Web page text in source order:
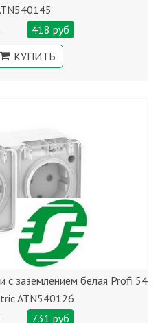
418 руб
с заземлением белая Profi 54
ATN540126
731 руб